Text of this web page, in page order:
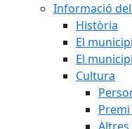
Informació
Història
El
El
Cultura